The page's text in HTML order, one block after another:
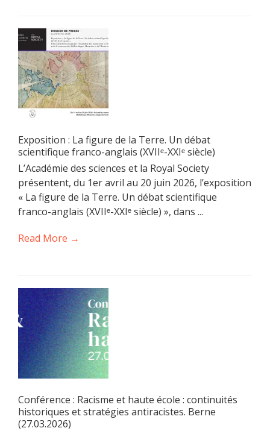
Exposition : La figure de la Terre. Un débat
scientifique franco-anglais (XVIIᵉ-XXIᵉ siècle)
L’Académie des sciences et la Royal Society
présentent, du 1er avril au 20 juin 2026, l’exposition
« La figure de la Terre. Un débat scientifique
franco-anglais (XVIIᵉ-XXIᵉ siècle) », dans ...
Read More →
Conférence : Racisme et haute école : continuités
historiques et stratégies antiracistes. Berne
(27.03.2026)